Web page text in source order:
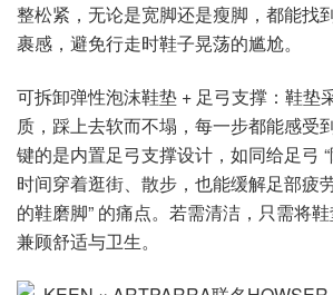
整松紧，无论是宽脚还是瘦脚，都能找
裹感，避免行走时鞋子晃荡的尴尬。
可拆卸弹性泡沫鞋垫 + 足弓支撑：鞋垫
质，踩上去软而不塌，每一步都能感受
键的是内置足弓支撑设计，如同给足弓
时间穿着逛街、散步，也能缓解足部疲
的鞋磨脚” 的痛点。若需清洁，只需将
兼顾舒适与卫生。